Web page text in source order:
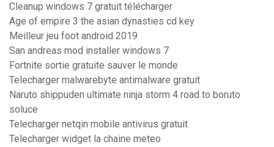
Cleanup windows 7 gratuit télécharger
Age of empire 3 the asian dynasties cd key
Meilleur jeu foot android 2019
San andreas mod installer windows 7
Fortnite sortie gratuite sauver le monde
Telecharger malwarebyte antimalware gratuit
Naruto shippuden ultimate ninja storm 4 road to boruto
soluce
Telecharger netqin mobile antivirus gratuit
Telecharger widget la chaine meteo